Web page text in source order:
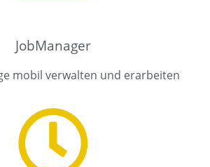
JobManager
mobil verwalten und erarbeiten